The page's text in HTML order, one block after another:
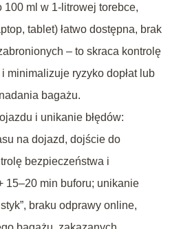
100 ml w 1-litrowej torebce,
tablet) łatwo dostępna, brak
– to skraca kontrolę
minimalizuje ryzyko dopłat lub
bagażu.
i unikanie błędów:
na dojazd, dojście do
bezpieczeństwa i
15–20 min buforu; unikanie
braku odprawy online,